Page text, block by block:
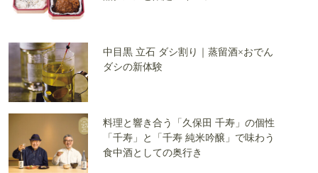
中目黒 立石 ダシ割り｜蒸留酒×おでん
ダシの新体験
料理と響き合う「久保田 千寿」の個性
「千寿」と「千寿 純米吟醸」で味わう
食中酒としての奥行き